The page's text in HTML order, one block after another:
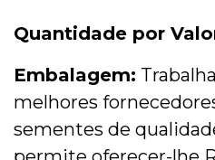
Quantidade por
Embalagem:
melhores
sementes de